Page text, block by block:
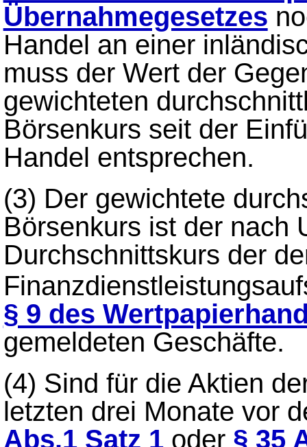
Übernahmegesetzes
Handel an einer
muss der Wert der
gewichteten
Börsenkurs seit der
Handel entsprechen.
(3) Der gewichtete
Börsenkurs ist der nach
Durchschnittskurs der
§ 9 des
gemeldeten Geschäfte.
(4) Sind für die Aktien
letzten drei Monate vor
Abs.1 Satz 1oder § 35